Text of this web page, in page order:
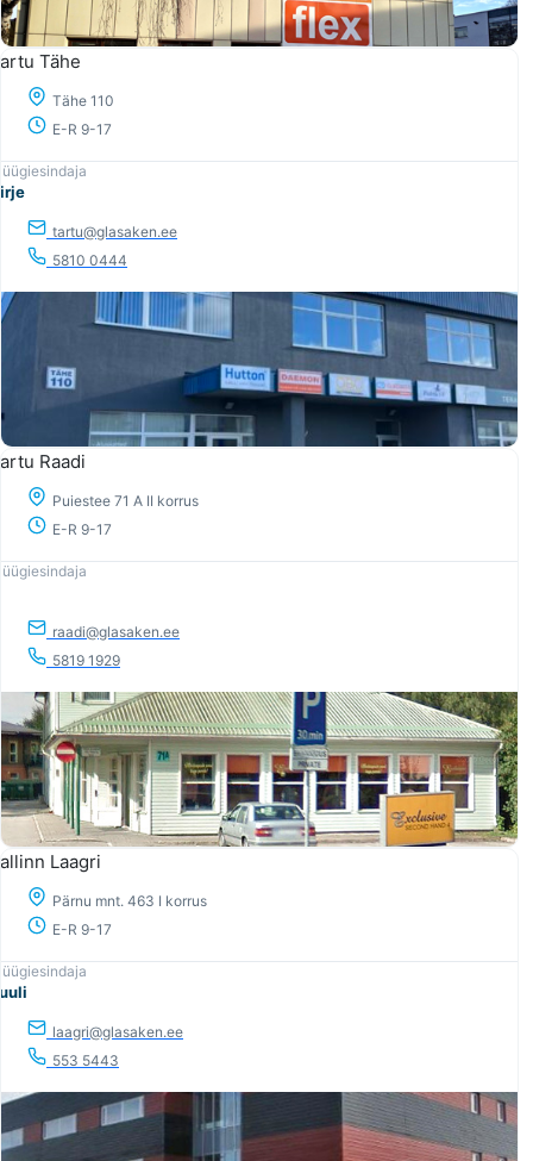
Tähe
Tähe 110
E-R 9-17
tartu@glasaken.ee
5810 0444
Raadi
Puiestee 71 A II korrus
E-R 9-17
raadi@glasaken.ee
5819 1929
Laagri
Pärnu mnt. 463 I korrus
E-R 9-17
laagri@glasaken.ee
553 5443